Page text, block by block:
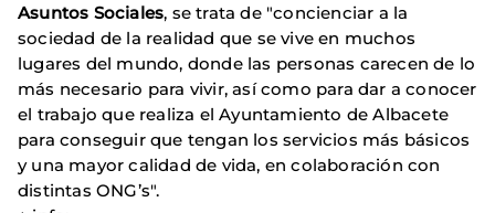
Asuntos Sociales, se trata de "concienciar a la
sociedad de la realidad que se vive en muchos
lugares del mundo, donde las personas carecen de lo
más necesario para vivir, así como para dar a conocer
el trabajo que realiza el Ayuntamiento de Albacete
para conseguir que tengan los servicios más básicos
y una mayor calidad de vida, en colaboración con
distintas ONG’s".